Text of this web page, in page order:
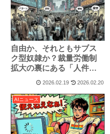
自由か、それともサブス
ク型奴隷か？裁量労働制
拡大の裏にある「人件費
2026.02.19 2026.02.20
AIニュース